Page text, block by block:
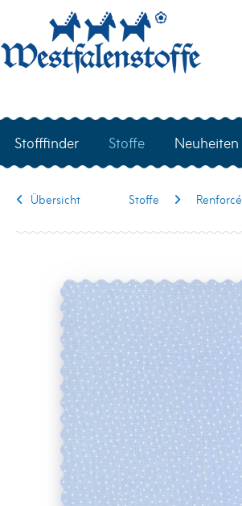
Stofffinder Stoffe Neuheiten
Übersicht Stoffe Renforcé